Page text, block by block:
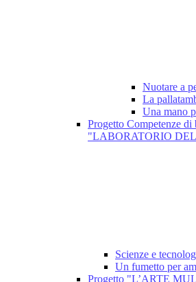
Nuotare a
La
Una mano
Progetto Competenze di
"LABORATORIO
Scienze e
Un fumetto per
Progetto "L’ARTE